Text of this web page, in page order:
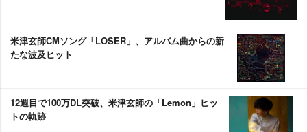
米津玄師CMソング「LOSER」、アルバム曲からの新
たな波及ヒット
12週目で100万DL突破、米津玄師の「Lemon」ヒッ
トの軌跡